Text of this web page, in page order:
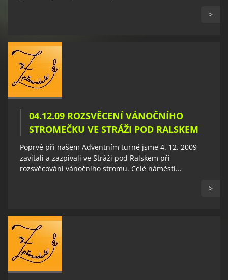
>
04.12.09 ROZSVĚCENÍ VÁNOČNÍHO
STROMEČKU VE STRÁŽI POD RALSKEM
Poprvé při našem Adventním turné jsme 4. 12. 2009
zavítali a zazpívali ve Stráži pod Ralskem při
rozsvěcování vánočního stromu. Celé náměstí...
>